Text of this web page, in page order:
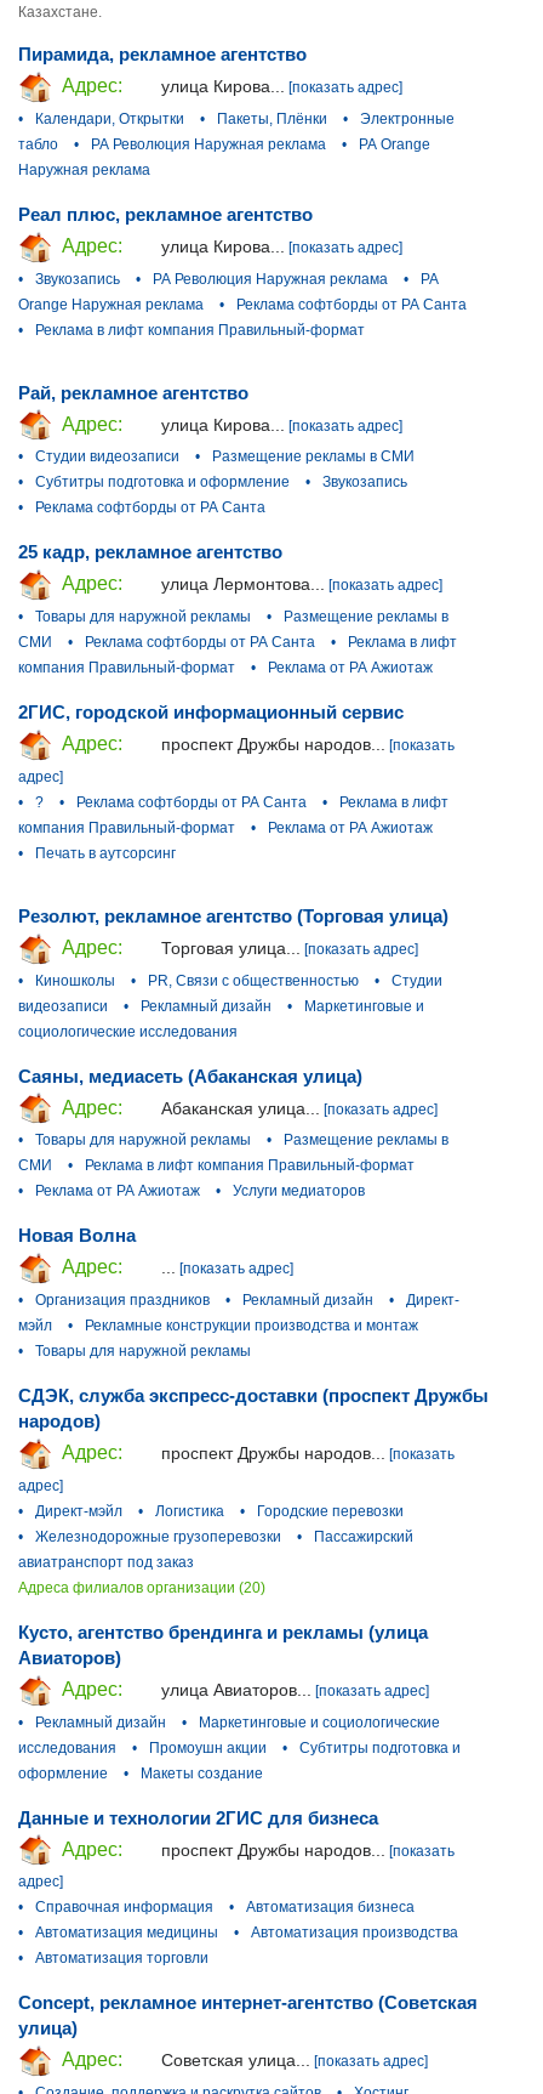
Казахстане.
Пирамида, рекламное агентство
Адрес:
улица Кирова...
[показать адрес]
•
Календари, Открытки • Пакеты, Плёнки •
Электронные
табло
• РА Революция Наружная реклама •
РА Orange
Наружная реклама
Реал плюс, рекламное агентство
Адрес:
улица Кирова...
[показать адрес]
•
Звукозапись • РА Революция Наружная реклама •
РА
Orange Наружная реклама
•
Реклама софтборды от РА Санта
•
Реклама в лифт компания Правильный-формат
Рай, рекламное агентство
Адрес:
улица Кирова...
[показать адрес]
•
Студии видеозаписи •
Размещение рекламы в СМИ
•
Субтитры подготовка и оформление •
Звукозапись
•
Реклама софтборды от РА Санта
25 кадр, рекламное агентство
Адрес:
улица Лермонтова... [показать адрес]
•
Товары для наружной рекламы •
Размещение рекламы в
СМИ
• Реклама софтборды от РА Санта •
Реклама в лифт
компания Правильный-формат
• Реклама от РА Ажиотаж
2ГИС, городской информационный сервис
Адрес:
проспект Дружбы народов...
[показать
адрес]
•
? • Реклама софтборды от РА Санта •
Реклама в лифт
компания Правильный-формат
•
Реклама от РА Ажиотаж
•
Печать в аутсорсинг
Резолют, рекламное агентство (Торговая улица)
Адрес:
Торговая улица...
[показать адрес]
•
Киношколы • PR, Связи с общественностью •
Студии
видеозаписи
• Рекламный дизайн •
Маркетинговые и
социологические исследования
Саяны, медиасеть (Абаканская улица)
Адрес:
Абаканская улица...
[показать адрес]
•
Товары для наружной рекламы •
Размещение рекламы в
СМИ
•
Реклама в лифт компания Правильный-формат
•
Реклама от РА Ажиотаж • Услуги медиаторов
Новая Волна
Адрес:
... [показать адрес]
•
Организация праздников • Рекламный дизайн •
Директ-
мэйл
•
Рекламные конструкции производства и монтаж
•
Товары для наружной рекламы
СДЭК, служба экспресс-доставки (проспект Дружбы
народов)
Адрес:
проспект Дружбы народов...
[показать
адрес]
•
Директ-мэйл • Логистика •
Городские перевозки
•
Железнодорожные грузоперевозки •
Пассажирский
авиатранспорт под заказ
Адреса филиалов организации (20)
Кусто, агентство брендинга и рекламы (улица
Авиаторов)
Адрес:
улица Авиаторов...
[показать адрес]
•
Рекламный дизайн •
Маркетинговые и социологические
исследования
• Промоушн акции •
Субтитры подготовка и
оформление
• Макеты создание
Данные и технологии 2ГИС для бизнеса
Адрес:
проспект Дружбы народов...
[показать
адрес]
•
Справочная информация •
Автоматизация бизнеса
•
Автоматизация медицины •
Автоматизация производства
•
Автоматизация торговли
Concept, рекламное интернет-агентство (Советская
улица)
Адрес:
Советская улица... [показать адрес]